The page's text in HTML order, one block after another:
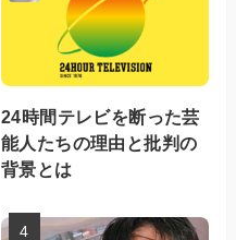
24時間テレビを断った芸
能人たちの理由と批判の
背景とは